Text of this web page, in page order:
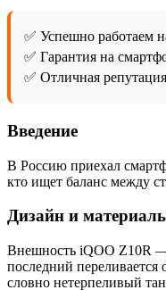
✅ Успешно работаем
✅ Гарантия на
✅ Отличная
Введение
В Россию приехал
кто ищет баланс между
Дизайн и
Внешность iQOO Z10R —
последний переливается
словно нетерпеливый